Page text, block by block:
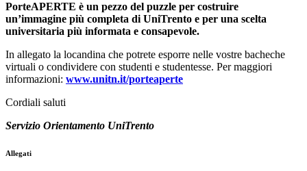
PorteAPERTE è un pezzo del puzzle per costruire
un’immagine più completa di UniTrento e per una scelta
universitaria più informata e consapevole.
In allegato la locandina che potrete esporre nelle vostre bacheche
virtuali o condividere con studenti e studentesse. Per maggiori
informazioni: www.unitn.it/porteaperte
Cordiali saluti
Servizio Orientamento UniTrento
Allegati